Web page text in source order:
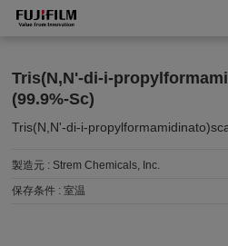
Tris(N,N'-di-i-
(99.9%-Sc)
Tris(N,N'-di-i-
製造元 : Strem Chemicals, Inc.
保存条件 :室温